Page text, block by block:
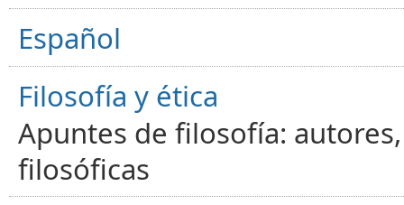
Español
Filosofía y ética
Apuntes de filosofía:
filosóficas